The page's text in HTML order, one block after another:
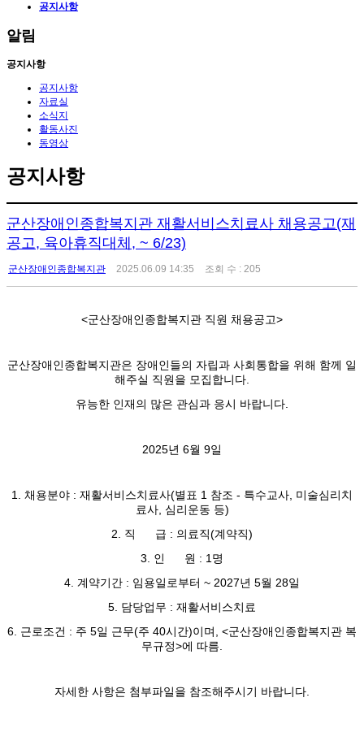
공지사항
알림
공지사항
공지사항
자료실
소식지
활동사진
동영상
공지사항
군산장애인종합복지관 재활서비스치료사 채용공고(재
공고, 육아휴직대체, ~ 6/23)
군산장애인종합복지관 2025.06.09 14:35 조회 수 : 205
<군산장애인종합복지관 직원 채용공고>
군산장애인종합복지관은 장애인들의 자립과 사회통합을 위해 함께 일
해주실 직원을 모집합니다.
유능한 인재의 많은 관심과 응시 바랍니다.
2025년 6월 9일
1. 채용분야 : 재활서비스치료사(별표 1 참조 - 특수교사, 미술심리치
료사, 심리운동 등)
2. 직 급 : 의료직(계약직)
3. 인 원 : 1명
4. 계약기간 : 임용일로부터 ~ 2027년 5월 28일
5. 담당업무 : 재활서비스치료
6. 근로조건 : 주 5일 근무(주 40시간)이며, <군산장애인종합복지관 복
무규정>에 따름.
자세한 사항은 첨부파일을 참조해주시기 바랍니다.